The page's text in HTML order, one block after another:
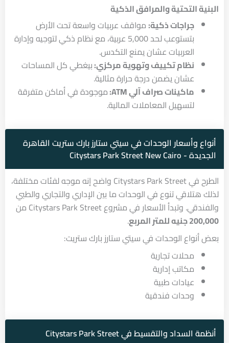
البنية التحتية والمرافق الذكية
جراجات ذكية: مواقف عربيات واسعة تحت الأرض
بتستوعب لحد 5,000 عربية، مع نظام ذكي لتوجيه وإدارة
العربيات عشان يمنع التكدس.
نظام تكييف وتهوية مركزي:بيغطي كل المساحات
عشان يضمن درجة حرارة مثالية.
ماكينات صراف آلي ATM:
موجودة في أماكن متفرقة
لتسهيل المعاملات المالية.
أنواع وأسعار الوحدات في سيتي ستارز بارك ستريت القاهرة
الجديدة - Citystars Park Street New Cairo
الطرح في Citystars Park Street واضح إنه موجه لفئات مختلفة،
لذلك هتلاقي تنوع في الوحدات ما بين الإداري والتجاري والطبي
والفندقي. وتبدأ الأسعار في مشروع Citystars Park Street من
200,000 جنيه للمتر المربع
.
بعض أنواع الوحدات في سيتي ستارز بارك ستريت:
محلات تجارية
مكاتب إدارية
عيادات طبية
وحدات فندقية
أنظمة السداد والتقسيط في Citystars Park Street